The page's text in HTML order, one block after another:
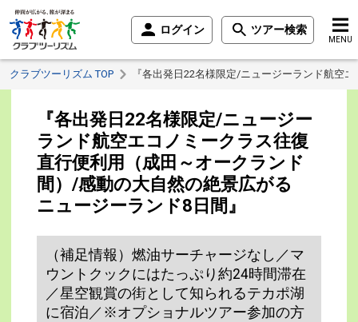
ログイン ツアー検索
MENU
クラブツーリズム TOP 『各出発日22名様限定/ニュージーランド航空
『各出発日22名様限定/ニュージー
ランド航空エコノミークラス往復
直行便利用（成田～オークランド
間）/感動の大自然の絶景広がる
ニュージーランド8日間』
（補足情報）燃油サーチャージなし／マ
ウントクックにはたっぷり約24時間滞在
／星空観賞の街として知られるテカポ湖
に宿泊／※オプショナルツアー参加の方